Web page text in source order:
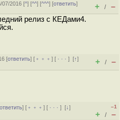
07/2016 [^] [^^] [^^^] [ответить]
+ / –
релиз с КЕДами4.
[ответить] [ ﹢﹢﹢] [ · · ·][↑]
+ / –
ответить] [ ﹢﹢﹢] [ · · ·][↓]
–1
+ / –